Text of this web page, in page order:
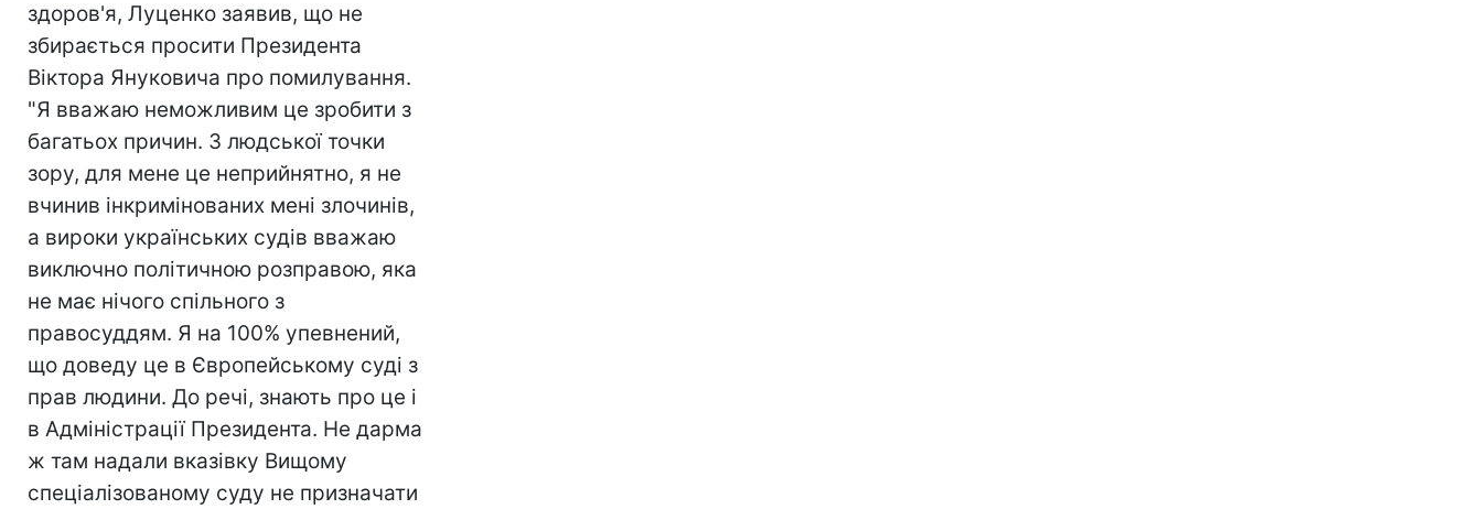
здоров'я, Луценко заявив, що не
збирається просити Президента
Віктора Януковича про помилування.
"Я вважаю неможливим це зробити з
багатьох причин. З людської точки
зору, для мене це неприйнятно, я не
вчинив інкримінованих мені злочинів,
а вироки українських судів вважаю
виключно політичною розправою, яка
не має нічого спільного з
правосуддям. Я на 100% упевнений,
що доведу це в Європейському суді з
прав людини. До речі, знають про це і
в Адміністрації Президента. Не дарма
ж там надали вказівку Вищому
спеціалізованому суду не призначати